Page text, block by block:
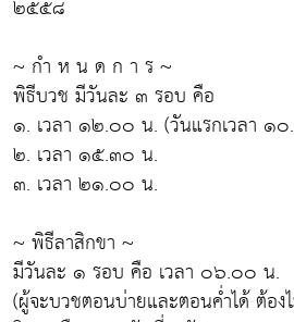
๒๕๕๘
~ กำ ห น ด ก า ร ~
พิธีบวช มีวันละ ๓ รอบ คือ
๑. เวลา ๑๒.๐๐ น. (วันแรกเวลา ๑
๒. เวลา ๑๕.๓๐ น.
๓. เวลา ๒๑.๐๐ น.
~ พิธีลาสิกขา ~
มีวันละ ๑ รอบ คือ เวลา ๐๖.๐๐ น.
(ผู้จะบวชตอนบ่ายและตอนค่ำได้ ต้อง